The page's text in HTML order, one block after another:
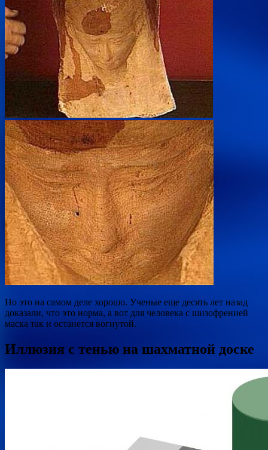
Но это на самом деле хорошо. Ученые еще десять лет назад
доказали, что это норма, а вот для человека с шизофренией
маска так и останется вогнутой.
Иллюзия с тенью на шахматной доске